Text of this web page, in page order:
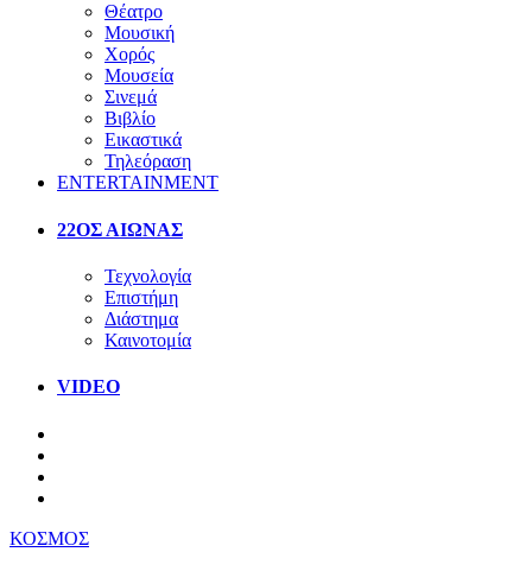
Θέατρο
Μουσική
Χορός
Μουσεία
Σινεμά
Βιβλίο
Εικαστικά
Τηλεόραση
ENTERTAINMENT
22ΟΣ ΑΙΩΝΑΣ
Τεχνολογία
Επιστήμη
Διάστημα
Καινοτομία
VIDEO
ΚΟΣΜΟΣ